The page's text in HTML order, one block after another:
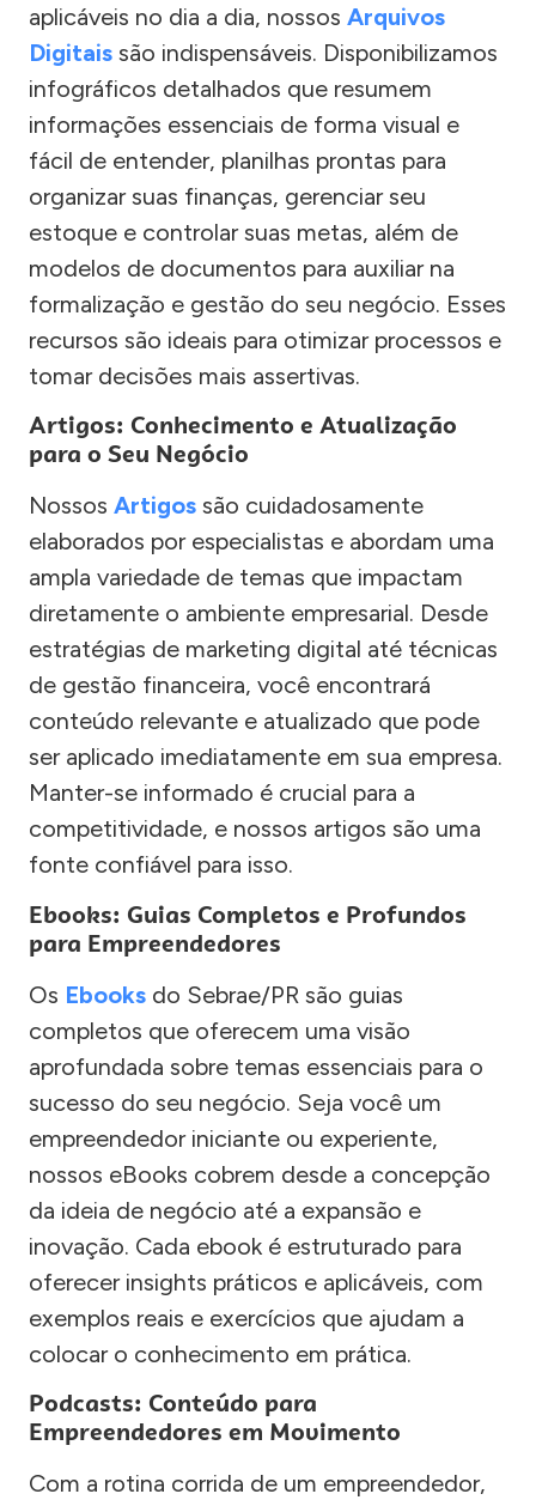
aplicáveis no dia a dia, nossos Arquivos
Digitais são indispensáveis. Disponibilizamos
infográficos detalhados que resumem
informações essenciais de forma visual e
fácil de entender, planilhas prontas para
organizar suas finanças, gerenciar seu
estoque e controlar suas metas, além de
modelos de documentos para auxiliar na
formalização e gestão do seu negócio. Esses
recursos são ideais para otimizar processos e
tomar decisões mais assertivas.
Artigos: Conhecimento e Atualização
para o Seu Negócio
Nossos Artigos são cuidadosamente
elaborados por especialistas e abordam uma
ampla variedade de temas que impactam
diretamente o ambiente empresarial. Desde
estratégias de marketing digital até técnicas
de gestão financeira, você encontrará
conteúdo relevante e atualizado que pode
ser aplicado imediatamente em sua empresa.
Manter-se informado é crucial para a
competitividade, e nossos artigos são uma
fonte confiável para isso.
Ebooks: Guias Completos e Profundos
para Empreendedores
Os Ebooks do Sebrae/PR são guias
completos que oferecem uma visão
aprofundada sobre temas essenciais para o
sucesso do seu negócio. Seja você um
empreendedor iniciante ou experiente,
nossos eBooks cobrem desde a concepção
da ideia de negócio até a expansão e
inovação. Cada ebook é estruturado para
oferecer insights práticos e aplicáveis, com
exemplos reais e exercícios que ajudam a
colocar o conhecimento em prática.
Podcasts: Conteúdo para
Empreendedores em Movimento
Com a rotina corrida de um empreendedor,